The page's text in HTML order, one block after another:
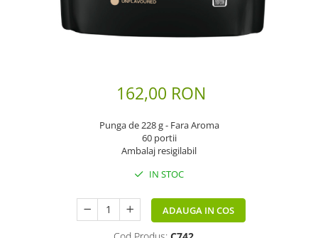
Energie pentru Intreaga Zi cu
162,00 RON
Punga de 228 g - Fara Aroma
60 portii
Ambalaj resigilabil
IN STOC
ADAUGA IN COS